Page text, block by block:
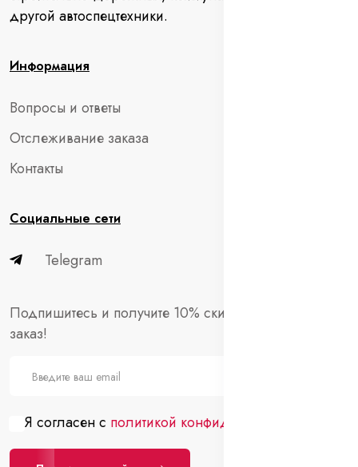
другой автоспецтехники.
Информация
Вопросы и ответы
Отслеживание заказа
Контакты
Социальные сети
Telegram
Подпишитесь и получите 10% скидки на первый
заказ!
Я согласен с политикой конфиденциальности